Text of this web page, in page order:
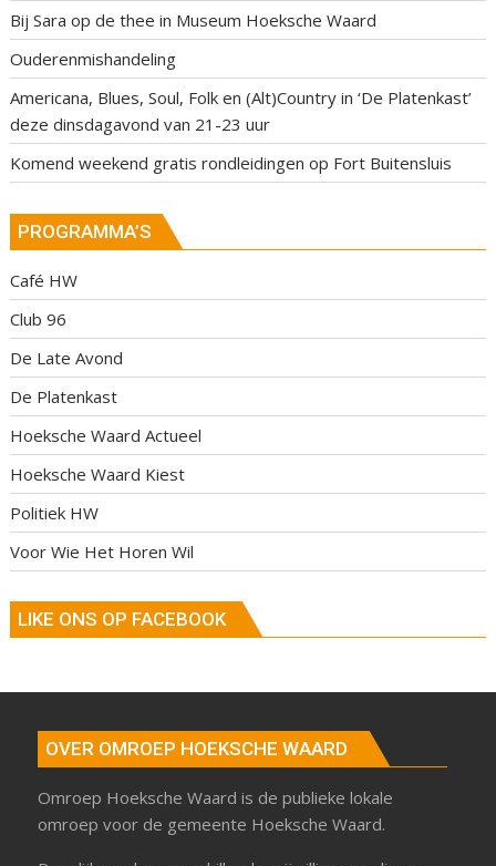
Bij Sara op de thee in Museum Hoeksche Waard
Ouderenmishandeling
Americana, Blues, Soul, Folk en (Alt)Country in ‘De Platenkast’
deze dinsdagavond van 21-23 uur
Komend weekend gratis rondleidingen op Fort Buitensluis
PROGRAMMA’S
Café HW
Club 96
De Late Avond
De Platenkast
Hoeksche Waard Actueel
Hoeksche Waard Kiest
Politiek HW
Voor Wie Het Horen Wil
LIKE ONS OP FACEBOOK
OVER OMROEP HOEKSCHE WAARD
Omroep Hoeksche Waard is de publieke lokale
omroep voor de gemeente Hoeksche Waard.